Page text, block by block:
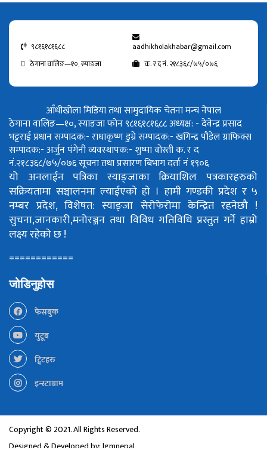
९८१६१८१६८८
aadhikholakhabar@gmail.com
ठेगाना वालिङ—१०, स्याङजा
क. र द नं. २१८३६८/७५/०७६
आँधीखोला मिडिया तथा सामुदायिक चेतना मन्च नेपाल
ठेगाना वालिङ—१०, स्याङजा फोन ९८१६१८१६८८अध्यक्ष: - देवेन्द्र प्रसाद
भट्टराईप्रधान सम्पादक:- राधाकृष्ण डुम्रेसम्पादक:- खगिन्द्र पौडेलग्राफिक्स
सम्पादक:- अर्जुन पंगेनीव्यवस्थापक:- शुष्मा वोस्तीक. र द
नं.२१८३६८/७५/०७६सूचना तथा प्रसारण बिभाग दर्ता नं १९०६
यो अनलाईन पत्रिका स्याङ्जाका क्रियाशिल पत्रकारहरुको
सक्रियतामा सञ्चालनमा ल्याईएको हो । हामी गण्डकी प्रदेश र ५
नम्बर प्रदेश, विशेषत: स्याङ्जा सेरोफेरोमा केन्द्रित रहनेछौ !
सुचना,जानकारी,मनोरञ्जन तथा विविध गतिविधि प्रस्तुत गर्ने हाम्रो
लक्ष्य रहेको छ !
============
जोडिनुहोस
फेसबुक
युटूब
ट्विटहरु
इन्स्टाग्राम
Copyright © 2021. All Rights Reserved.
Designed & Developed by:lgmnepal